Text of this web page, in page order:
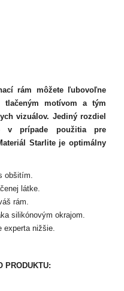
rám môžete ľubovoľne
motívom a tým
vizuálov. Jediný rozdiel
v prípade použitia pre
Starlite je optimálny
obšitím.
látke.
rám.
silikónovým okrajom.
experta nižšie.
PRODUKTU: